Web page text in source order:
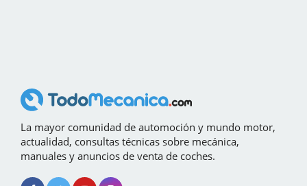
La mayor comunidad de automoción y mundo motor,
actualidad, consultas técnicas sobre mecánica,
manuales y anuncios de venta de coches.